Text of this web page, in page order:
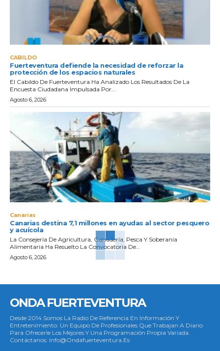
CABILDO
Fuerteventura defiende la necesidad de reforzar la
protección de los espacios naturales
El Cabildo De Fuerteventura Ha Analizado Los Resultados De La
Encuesta Ciudadana Impulsada Por...
Agosto 6, 2026
Canarias
Canarias destina 7,1 millones en ayudas al sector pesquero
y acuícola
La Consejería De Agricultura, Ganadería, Pesca Y Soberanía
Alimentaria Ha Resuelto La Convocatoria De...
Agosto 6, 2026
ONDA FUERTEVENTURA
Desde 2014 Somos La Radio De Referencia En Información Y
Entretenimiento. Un Equipo De Profesionales Que Trabajan A Diario
Para Ofrecerle Los Mejores Y Una Programación Propia Variada.
Contáctanos: Info@ondafuerteventura.es